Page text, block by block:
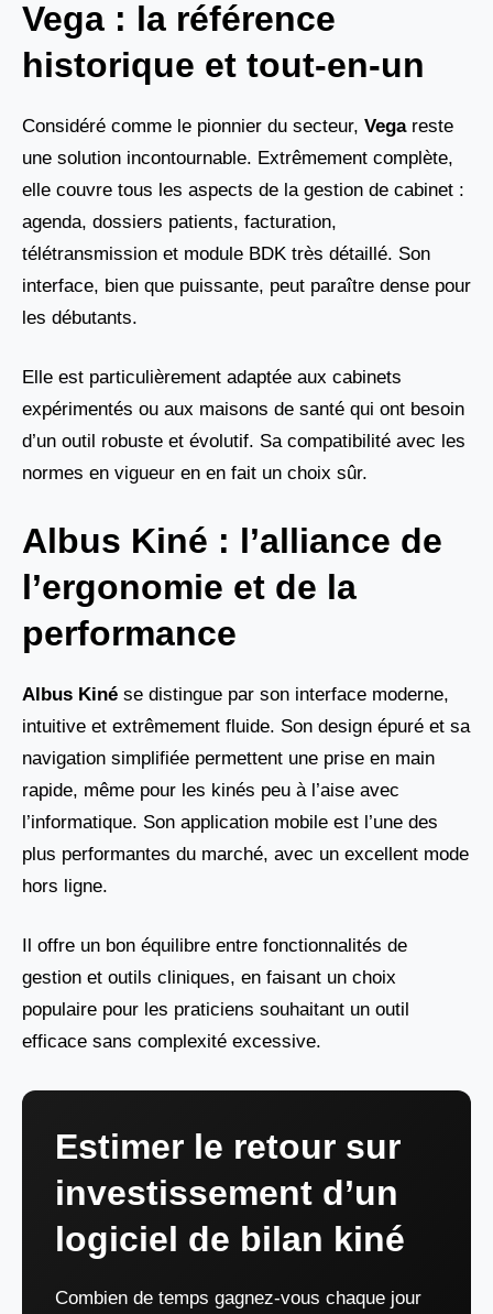
Vega : la référence
historique et tout-en-un
Considéré comme le pionnier du secteur, Vegareste
une solution incontournable. Extrêmement complète,
elle couvre tous les aspects de la gestion de cabinet :
agenda, dossiers patients, facturation,
télétransmission et module BDK très détaillé. Son
interface, bien que puissante, peut paraître dense pour
les débutants.
Elle est particulièrement adaptée aux cabinets
expérimentés ou aux maisons de santé qui ont besoin
d’un outil robuste et évolutif. Sa compatibilité avec les
normes en vigueur en en fait un choix sûr.
Albus Kiné : l’alliance de
l’ergonomie et de la
performance
Albus Kiné se distingue par son interface moderne,
intuitive et extrêmement fluide. Son design épuré et sa
navigation simplifiée permettent une prise en main
rapide, même pour les kinés peu à l’aise avec
l’informatique. Son application mobile est l’une des
plus performantes du marché, avec un excellent mode
hors ligne.
Il offre un bon équilibre entre fonctionnalités de
gestion et outils cliniques, en faisant un choix
populaire pour les praticiens souhaitant un outil
efficace sans complexité excessive.
Estimer le retour sur
investissement d’un
logiciel de bilan kiné
Combien de temps gagnez-vous chaque jour